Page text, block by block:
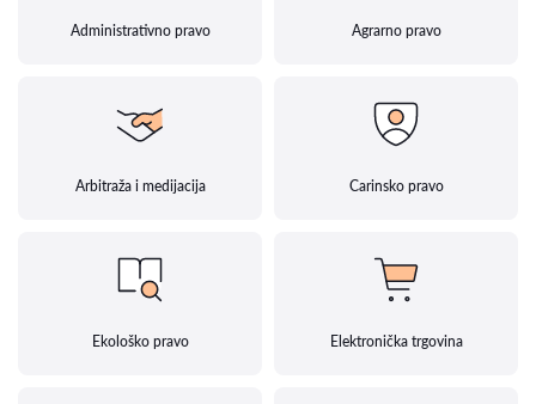
Administrativno pravo Agrarno pravo
Arbitraža i medijacija Carinsko pravo
Ekološko pravo Elektronička trgovina